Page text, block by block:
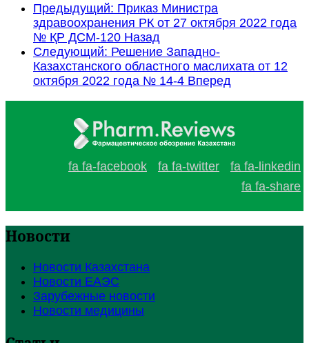
Предыдущий: Приказ Министра
здравоохранения РК от 27 октября 2022 года
№ ҚР ДСМ-120 Назад
Следующий: Решение Западно-
Казахстанского областного маслихата от 12
октября 2022 года № 14-4 Вперед
fa fa-facebook fa fa-twitter
fa fa-linkedin
fa fa-share
Новости
Новости Казахстана
Новости ЕАЭС
Зарубежные новости
Новости медицины